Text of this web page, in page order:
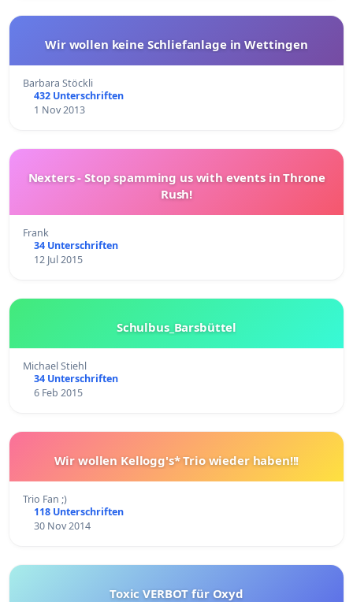
Wir wollen keine Schliefanlage in Wettingen
Barbara Stöckli
432 Unterschriften
1 Nov 2013
Nexters - Stop spamming us with events in Throne
Rush!
Frank
34 Unterschriften
12 Jul 2015
Schulbus_Barsbüttel
Michael Stiehl
34 Unterschriften
6 Feb 2015
Wir wollen Kellogg's* Trio wieder haben!!!
Trio Fan ;)
118 Unterschriften
30 Nov 2014
Toxic VERBOT für Oxyd